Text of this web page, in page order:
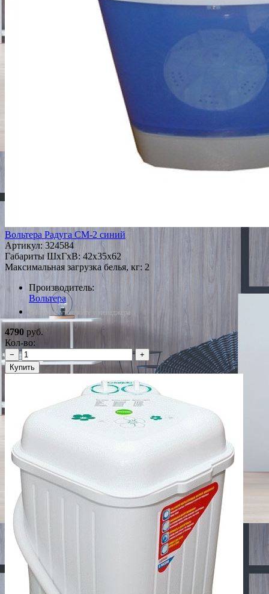
Вольтера Радуга СМ-2 синий
Артикул: 324584
Габариты ШxГxВ: 42x35x62
Максимальная загрузка белья, кг: 2
Производитель:
Вольтера
*Наличие уточняйте у менеджера
4790 руб.
Кол-во:
−
+
Купить